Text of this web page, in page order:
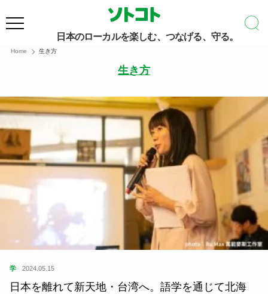
日本のローカルを楽しむ、つなげる、守る。
Home 生き方
生き方
学 2024.05.15
日本を離れて新天地・台湾へ。語学を通じて北海